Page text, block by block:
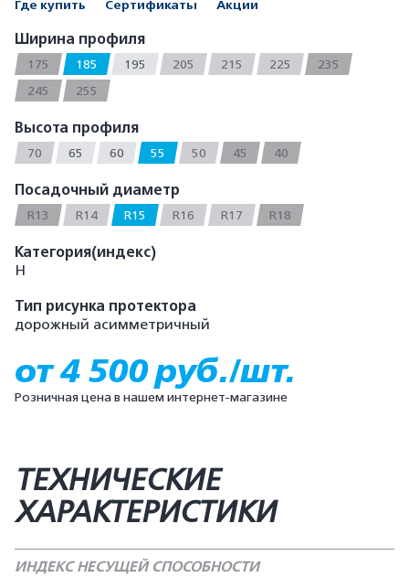
Где купить
Сертификаты Акции
Ширина профиля
175 185 195 205 215 225
235
245
255
Высота профиля
70 65 60 55 50 45 40
Посадочный диаметр
R13 R14 R15 R16 R17 R18
Категория(индекс)
H
Тип рисунка протектора
дорожный асимметричный
от 4 500 руб./шт.
Розничная цена в нашем интернет-магазине
ТЕХНИЧЕСКИЕ
ХАРАКТЕРИСТИКИ
ИНДЕКС НЕСУЩЕЙ СПОСОБНОСТИ